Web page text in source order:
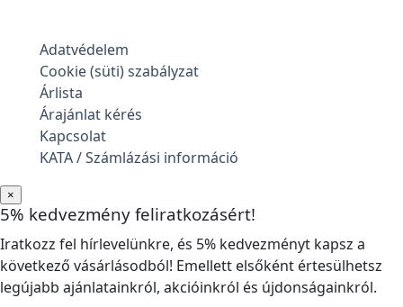
Adatvédelem
Cookie (süti) szabályzat
Árlista
Árajánlat kérés
Kapcsolat
KATA / Számlázási információ
×
5% kedvezmény feliratkozásért!
Iratkozz fel hírlevelünkre, és 5% kedvezményt kapsz a
következő vásárlásodból! Emellett elsőként értesülhetsz
legújabb ajánlatainkról, akcióinkról és újdonságainkról.